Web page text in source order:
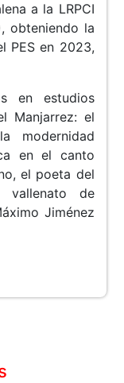
a la LRPCI
obteniendo la
PES en 2023,
en estudios
Manjarrez: el
modernidad
en el canto
el poeta del
de
Jiménez